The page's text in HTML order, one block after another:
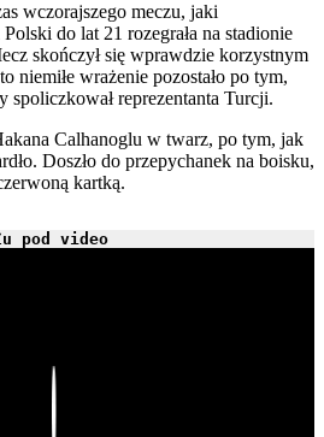
wczorajszego meczu, jaki
do lat 21 rozegrała na stadionie
skończył się wprawdzie korzystnym
niemiłe wrażenie pozostało po tym,
spoliczkował reprezentanta Turcji.
Calhanoglu w twarz, po tym, jak
Doszło do przepychanek na boisku,
kartką.
pod video